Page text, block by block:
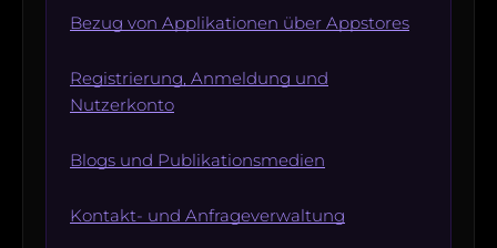
Bezug von Applikationen über Appstores
Registrierung, Anmeldung und
Nutzerkonto
Blogs und Publikationsmedien
Kontakt- und Anfrageverwaltung